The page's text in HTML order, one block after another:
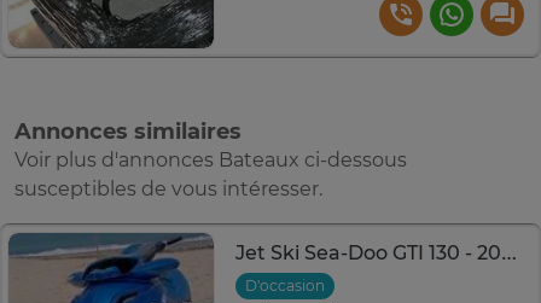
Annonces similaires
Voir plus d'annonces Bateaux ci-dessous
susceptibles de vous intéresser.
Jet Ski Sea-Doo GTI 130 - 2008 - 130 CV
D'occasion